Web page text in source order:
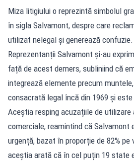
Miza litigiului o reprezintă simbolul
în sigla Salvamont, despre care
utilizat nelegal și generează confuzie.
Reprezentanții Salvamont și-au
față de acest demers, subliniind că
integrează elemente precum
consacrată legal încă din 1969 și
Aceștia resping acuzațiile de utilizare
comerciale, reamintind că Salvamont
urgență, bazat în proporție de 82%
aceștia arată că în cel puțin 19 state